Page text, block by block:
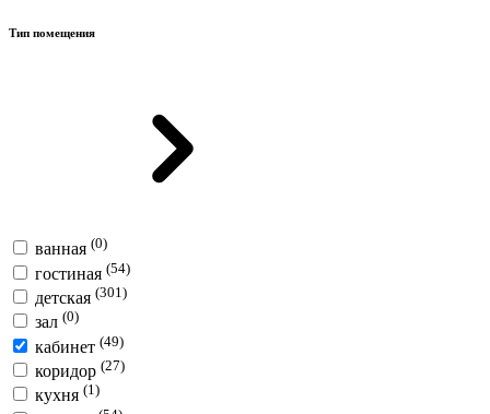
Тип помещения
ванная (0)
гостиная (54)
детская (301)
зал (0)
кабинет (49)
коридор (27)
кухня (1)